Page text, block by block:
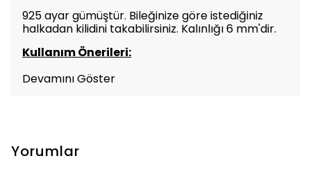
925 ayar gümüştür. Bileğinize göre istediğiniz
halkadan kilidini takabilirsiniz. Kalınlığı 6 mm'dir.
Kullanım Önerileri:
Devamını Göster
Yorumlar